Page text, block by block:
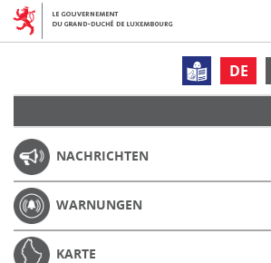
DE
NACHRICHTEN
WARNUNGEN
KARTE